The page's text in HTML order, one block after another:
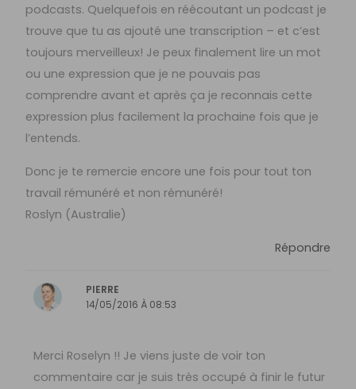
podcasts. Quelquefois en réécoutant un podcast je
trouve que tu as ajouté une transcription – et c’est
toujours merveilleux! Je peux finalement lire un mot
ou une expression que je ne pouvais pas
comprendre avant et après ça je reconnais cette
expression plus facilement la prochaine fois que je
l’entends.
Donc je te remercie encore une fois pour tout ton
travail rémunéré et non rémunéré!
Roslyn (Australie)
Répondre
PIERRE
14/05/2016 À 08:53
Merci Roselyn !! Je viens juste de voir ton
commentaire car je suis très occupé à finir le futur